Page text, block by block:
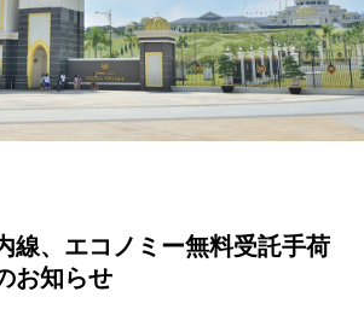
線、エコノミー無料受託手荷
お知らせ